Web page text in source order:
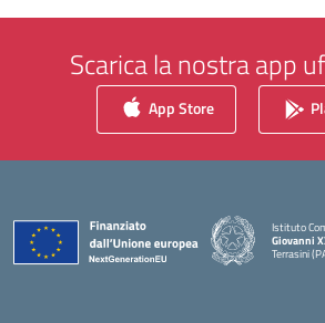
Scarica la nostra app
App Store
Istituto
Giovanni
Terrasini